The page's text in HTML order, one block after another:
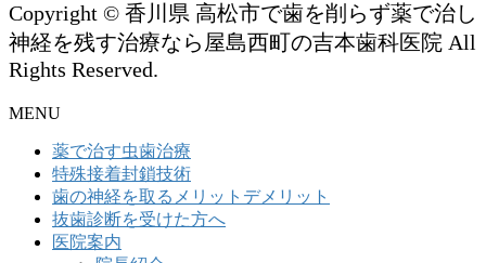
Copyright © 香川県 高松市で歯を削らず薬で治し
神経を残す治療なら屋島西町の吉本歯科医院 All
Rights Reserved.
MENU
薬で治す虫歯治療
特殊接着封鎖技術
歯の神経を取るメリットデメリット
抜歯診断を受けた方へ
医院案内